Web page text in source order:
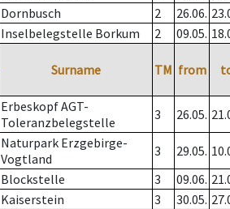
Dornbusch 2 26.06.
Inselbelegstelle Borkum 2 09.05.
Surname TM from
Erbeskopf AGT-
Toleranzbelegstelle
3 26.05.
Naturpark Erzgebirge-
Vogtland
3 29.05.
Blockstelle 3 09.06.
Kaiserstein 3 30.05.